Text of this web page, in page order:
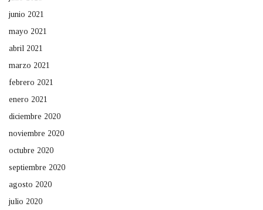
junio 2021
mayo 2021
abril 2021
marzo 2021
febrero 2021
enero 2021
diciembre 2020
noviembre 2020
octubre 2020
septiembre 2020
agosto 2020
julio 2020